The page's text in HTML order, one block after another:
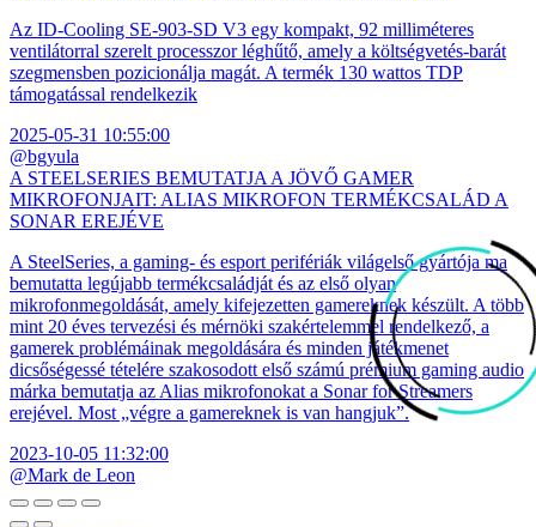
Az ID-Cooling SE-903-SD V3 egy kompakt, 92 milliméteres
ventilátorral szerelt processzor léghűtő, amely a költségvetés-barát
szegmensben pozicionálja magát. A termék 130 wattos TDP
támogatással rendelkezik
2025-05-31 10:55:00
@bgyula
A STEELSERIES BEMUTATJA A JÖVŐ GAMER
MIKROFONJAIT: ALIAS MIKROFON TERMÉKCSALÁD A
SONAR EREJÉVE
A SteelSeries, a gaming- és esport perifériák világelső gyártója ma
bemutatta legújabb termékcsaládját és az első olyan
mikrofonmegoldását, amely kifejezetten gamereknek készült. A több
mint 20 éves tervezési és mérnöki szakértelemmel rendelkező, a
gamerek problémáinak megoldására és minden játékmenet
dicsőségessé tételére szakosodott első számú prémium gaming audio
márka bemutatja az Alias mikrofonokat a Sonar for Streamers
erejével. Most „végre a gamereknek is van hangjuk”.
2023-10-05 11:32:00
@Mark de Leon